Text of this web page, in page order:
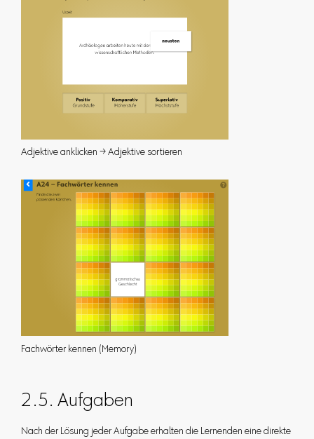
Adjektive anklicken → Adjektive sortieren
Fachwörter kennen (Memory)
2.5. Aufgaben
Nach der Lösung jeder Aufgabe erhalten die Lernenden eine direkte